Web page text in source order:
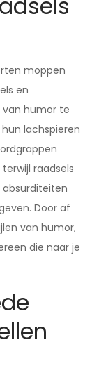
moppen
en
van humor te
lachspieren
raadsels
Door af
van humor,
die naar je